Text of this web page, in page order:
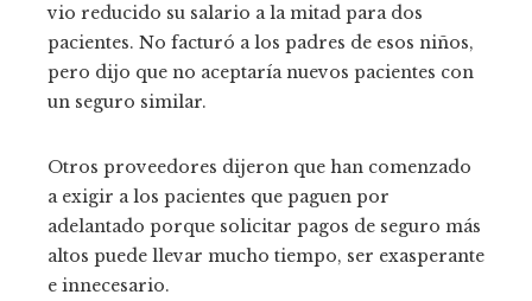
vio reducido su salario a la mitad para dos
pacientes. No facturó a los padres de esos niños,
pero dijo que no aceptaría nuevos pacientes con
un seguro similar.
Otros proveedores dijeron que han comenzado
a exigir a los pacientes que paguen por
adelantado porque solicitar pagos de seguro más
altos puede llevar mucho tiempo, ser exasperante
e innecesario.